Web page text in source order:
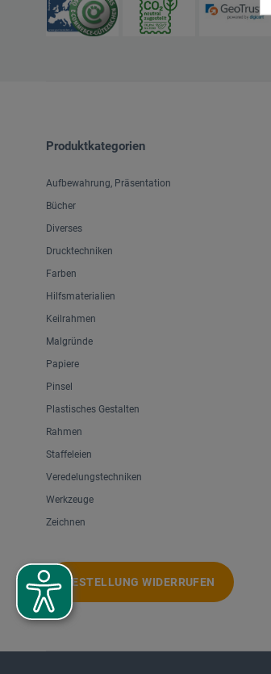
Produktkategorien
Aufbewahrung, Präsentation
Bücher
Diverses
Drucktechniken
Farben
Hilfsmaterialien
Keilrahmen
Malgründe
Papiere
Pinsel
Plastisches Gestalten
Rahmen
Staffeleien
Veredelungstechniken
Werkzeuge
Zeichnen
BESTELLUNG WIDERRUFEN